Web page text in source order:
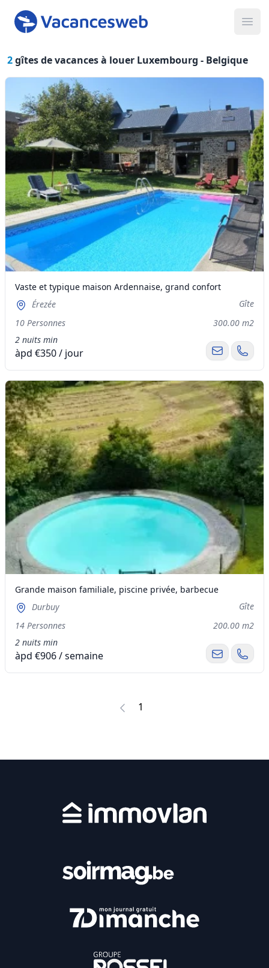
2gîtes de vacances à louer Luxembourg - Belgique
Vaste et typique maison Ardennaise, grand confort
Érezée
Gîte
10 Personnes
300.00 m2
2 nuits min
àpd €350 / jour
Grande maison familiale, piscine privée, barbecue
Durbuy
Gîte
14 Personnes
200.00 m2
2 nuits min
àpd €906 / semaine
1